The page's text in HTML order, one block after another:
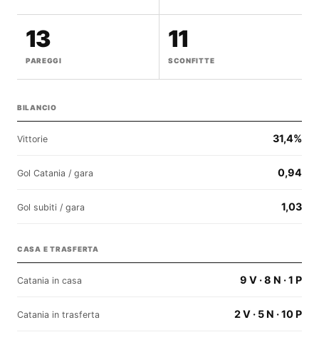
13
PAREGGI
11
SCONFITTE
BILANCIO
Vittorie 31,4%
Gol Catania / gara 0,94
Gol subiti / gara 1,03
CASA E TRASFERTA
Catania in casa 9 V · 8 N · 1 P
Catania in trasferta 2 V · 5 N · 10 P